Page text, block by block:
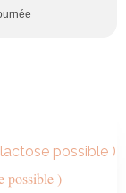
possible )